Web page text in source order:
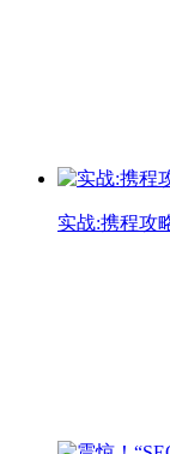
实战:携程攻